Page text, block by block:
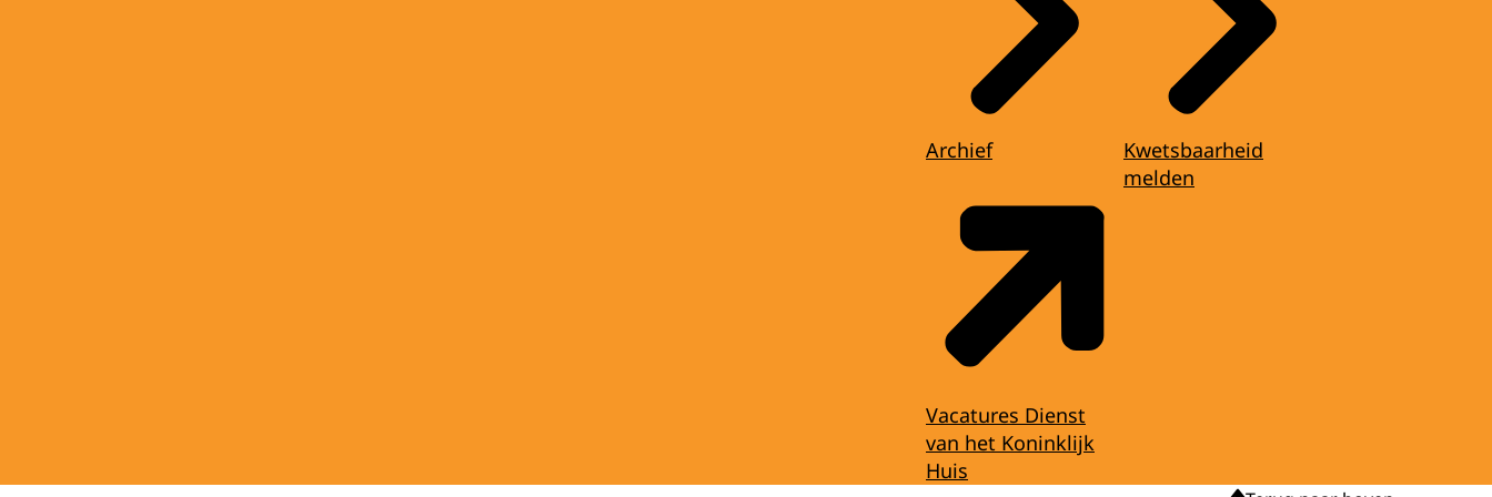
Archief
Vacatures Dienst
van het Koninklijk
Huis
Kwetsbaarheid
melden